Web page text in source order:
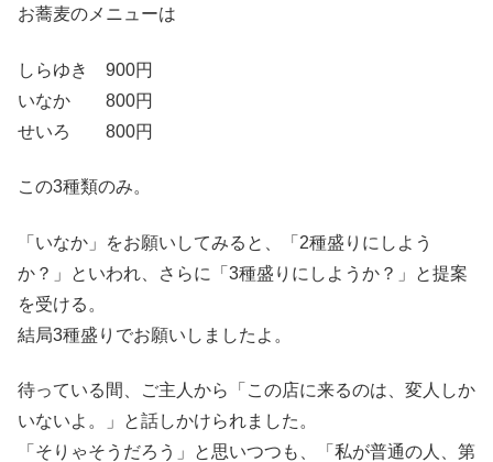
お蕎麦のメニューは
しらゆき 900円
いなか 800円
せいろ 800円
この3種類のみ。
「いなか」をお願いしてみると、「2種盛りにしよう
か？」といわれ、さらに「3種盛りにしようか？」と提案
を受ける。
結局3種盛りでお願いしましたよ。
待っている間、ご主人から「この店に来るのは、変人しか
いないよ。」と話しかけられました。
「そりゃそうだろう」と思いつつも、「私が普通の人、第